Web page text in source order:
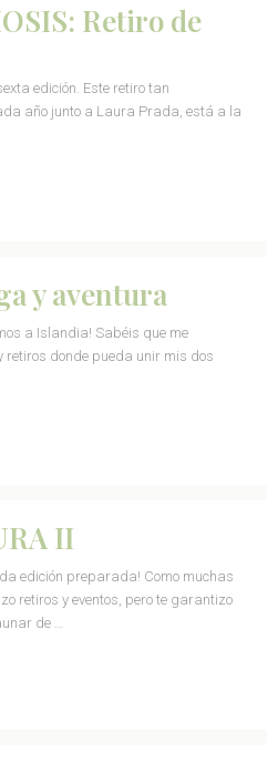
Retiro de
edición. Este retiro tan
año junto a Laura Prada, está a la
y aventura
a Islandia! Sabéis que me
donde pueda unir mis dos
II
edición preparada! Como muchas
retiros y eventos, pero te garantizo
de …